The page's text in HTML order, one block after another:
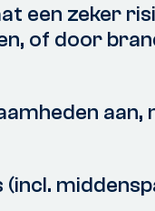
een zeker
of door